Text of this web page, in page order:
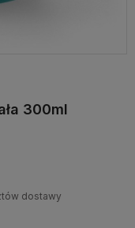
300ml
dostawy